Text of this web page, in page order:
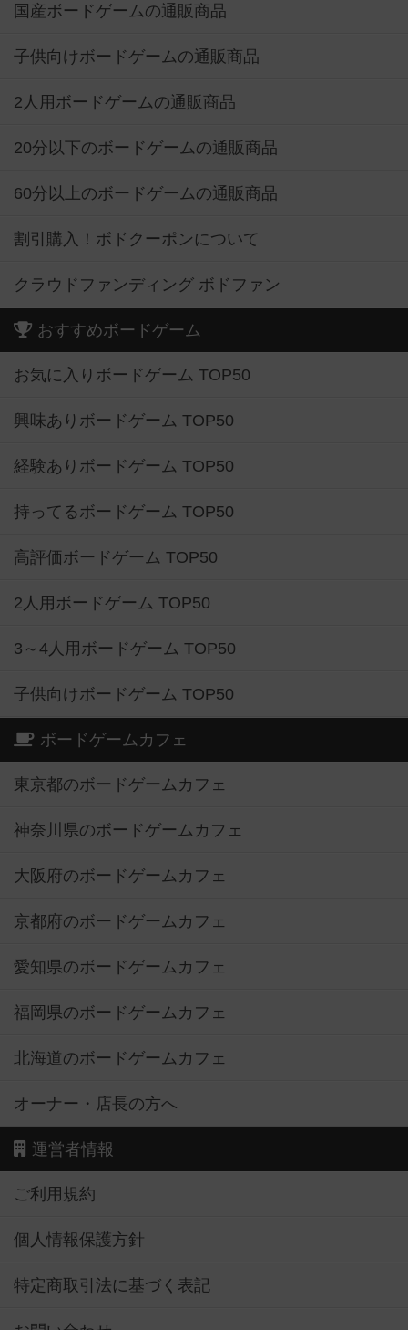
国産ボードゲームの通販商品
子供向けボードゲームの通販商品
2人用ボードゲームの通販商品
20分以下のボードゲームの通販商品
60分以上のボードゲームの通販商品
割引購入！ボドクーポンについて
クラウドファンディング ボドファン
おすすめボードゲーム
お気に入りボードゲーム TOP50
興味ありボードゲーム TOP50
経験ありボードゲーム TOP50
持ってるボードゲーム TOP50
高評価ボードゲーム TOP50
2人用ボードゲーム TOP50
3～4人用ボードゲーム TOP50
子供向けボードゲーム TOP50
ボードゲームカフェ
東京都のボードゲームカフェ
神奈川県のボードゲームカフェ
大阪府のボードゲームカフェ
京都府のボードゲームカフェ
愛知県のボードゲームカフェ
福岡県のボードゲームカフェ
北海道のボードゲームカフェ
オーナー・店長の方へ
運営者情報
ご利用規約
個人情報保護方針
特定商取引法に基づく表記